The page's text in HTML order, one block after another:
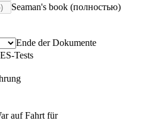
Seaman's book (полностью)
Ende der Dokumente
Tests
auf Fahrt für